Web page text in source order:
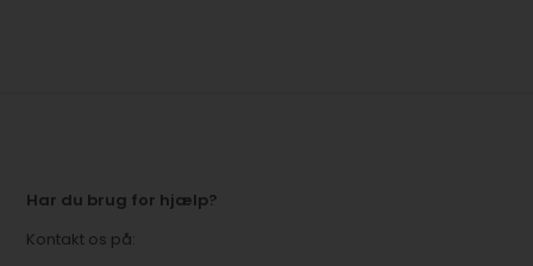
Har du brug for hjælp?
Kontakt os på: